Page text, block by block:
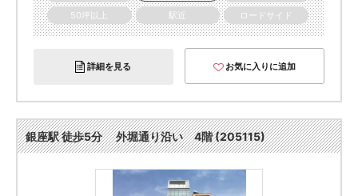
50坪以上
駅近 ロードサイド
詳細を見る お気に入りに追加
銀座駅 徒歩5分 外堀通り沿い 4階 (205115)